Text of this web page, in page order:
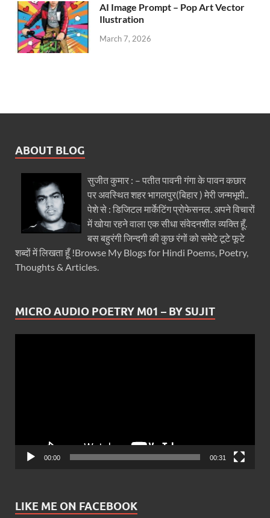
AI Image Prompt – Pop Art Vector
Ilustration
March 7, 2026
ABOUT BLOG
सुजीत कुमार : – पतीत पावनी गंगा के पावन कछार
पर अवस्थित शहर भागलपुर(बिहार ) मेरी जन्मभूमी..
पेशे से : डिजिटल मार्केटिंग प्रोफेसनल. अपने विचारों
में खोया रहने वाला एक सीधा संवेदनशील व्यक्ति हूँ.
बस बहुरंगी जिन्दगी की कुछ रंगों को समेटे टूटे फूटे
शब्दों में लिखता हूँ !Browse My Blogs for Hindi Poems, Poetry,
Thoughts & Articles.
MICRO AUDIO POETRY M01 – BY SUJIT
00:00 00:31
LIKE ME ON FACEBOOK